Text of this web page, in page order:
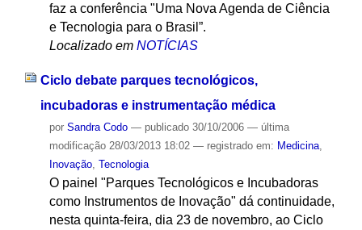
faz a conferência "Uma Nova Agenda de Ciência
e Tecnologia para o Brasil”.
Localizado em NOTÍCIAS
Ciclo debate parques tecnológicos,
incubadoras e instrumentação médica
por Sandra Codo — publicado30/10/2006 — última
modificação28/03/2013 18:02 — registrado em: Medicina,
Inovação, Tecnologia
O painel "Parques Tecnológicos e Incubadoras
como Instrumentos de Inovação" dá continuidade,
nesta quinta-feira, dia 23 de novembro, ao Ciclo